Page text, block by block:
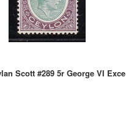
Scott #289 5r George VI Exce